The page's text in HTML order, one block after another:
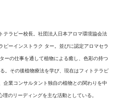
テラピー校長。社団法人日本アロマ環境協会法
ピーインストラク ター。並びに認定アロマセラ
ーの仕事を通して植物による癒し、色彩の持つ
。その後植物療法を学び、現在はフィトテラピ
企業コンサルタント独自の植物との関わりを中
のリーディングを主な活動としている。